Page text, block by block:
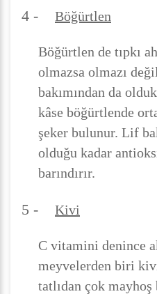
4 - Böğürtlen
Böğürtlen de tıpkı
olmazsa olmazı
bakımından da
kâse böğürtlende
şeker bulunur. Lif
olduğu kadar
barındırır.
5 - Kivi
C vitamini denince
meyvelerden biri
tatlıdan çok mayhoş